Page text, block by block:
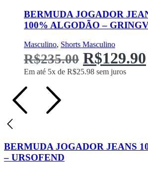
página
do
produto
BERMUDA JOGADOR
100% ALGODÃO –
Masculino, Shorts MasculinoEste
produto
possui
múltiplas
página
do
R$235.00 O
preço
R$129.90
Em até 5x de R$25.98 sem juros
BERMUDA JOGADOR JEANS
– URSOFEND